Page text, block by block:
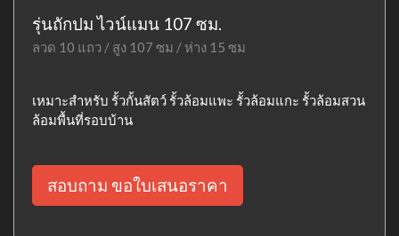
รุ่นถักปม ไวน์แมน 107 ซม.
ลวด 10 แถว / สูง 107 ซม / ห่าง 15 ซม
เหมาะสำหรับ รั้วกั้นสัตว์ รั้วล้อมแพะ รั้วล้อมแกะ รั้วล้อมสวน
ล้อมพื้นที่รอบบ้าน
สอบถาม ขอใบเสนอราคา